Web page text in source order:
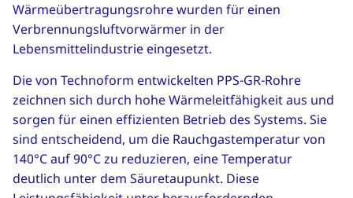
Wärmeübertragungsrohre wurden für einen
Verbrennungsluftvorwärmer in der
Lebensmittelindustrie eingesetzt.
Die von Technoform entwickelten PPS-GR-Rohre
zeichnen sich durch hohe Wärmeleitfähigkeit aus und
sorgen für einen effizienten Betrieb des Systems. Sie
sind entscheidend, um die Rauchgastemperatur von
140°C auf 90°C zu reduzieren, eine Temperatur
deutlich unter dem Säuretaupunkt. Diese